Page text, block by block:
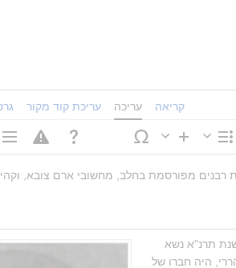
קריאה עריכה עריכת קוד מקור
מפורסמת בחלב, מחשובי ארם צובא,